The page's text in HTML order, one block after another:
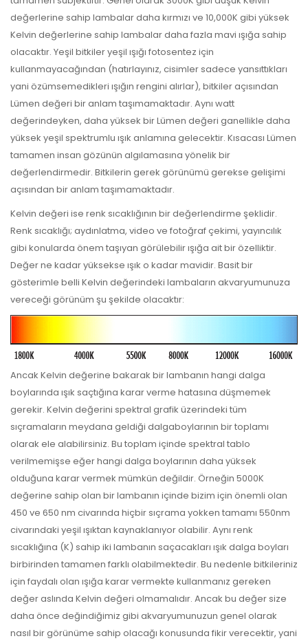
değerlerine sahip lambalar daha kırmızı ve 10,000K gibi yüksek
Kelvin değerlerine sahip lambalar daha fazla mavi ışığa sahip
olacaktır. Yeşil bitkiler yeşil ışığı fotosentez için
kullanmayacağından (hatırlayınız, cisimler sadece yansıttıkları
yani özümsemedikleri ışığın rengini alırlar), bitkiler açısından
Lümen değeri bir anlam taşımamaktadır. Aynı watt
değerindeyken, daha yüksek bir Lümen değeri ganellikle daha
yüksek yeşil spektrumlu ışık anlamına gelecektir. Kısacası Lümen
tamamen insan gözünün algılamasına yönelik bir
değerlendirmedir. Bitkilerin gerek görünümü gerekse gelişimi
açısından bir anlam taşımamaktadır.
Kelvin değeri ise renk sıcaklığının bir değerlendirme şeklidir.
Renk sıcaklığı; aydınlatma, video ve fotoğraf çekimi, yayıncılık
gibi konularda önem taşıyan görülebilir ışığa ait bir özelliktir.
Değer ne kadar yüksekse ışık o kadar mavidir. Basit bir
gösterimle belli Kelvin değerindeki lambaların akvaryumunuza
vereceği görünüm şu şekilde olacaktır:
Ancak Kelvin değerine bakarak bir lambanın hangi dalga
boylarında ışık saçtığına karar verme hatasına düşmemek
gerekir. Kelvin değerini spektral grafik üzerindeki tüm
sıçramaların meydana geldiği dalgaboylarının bir toplamı
olarak ele alabilirsiniz. Bu toplam içinde spektral tablo
verilmemişse eğer hangi dalga boylarının daha yüksek
olduğuna karar vermek mümkün değildir. Örneğin 5000K
değerine sahip olan bir lambanın içinde bizim için önemli olan
450 ve 650 nm civarında hiçbir sıçrama yokken tamamı 550nm
civarındaki yeşil ışıktan kaynaklanıyor olabilir. Aynı renk
sıcaklığına (K) sahip iki lambanın saçacakları ışık dalga boyları
birbirinden tamamen farklı olabilmektedir. Bu nedenle bitkileriniz
için faydalı olan ışığa karar vermekte kullanmanız gereken
değer aslında Kelvin değeri olmamalıdır. Ancak bu değer size
daha önce değindiğimiz gibi akvaryumunuzun genel olarak
nasıl bir görünüme sahip olacağı konusunda fikir verecektir, yani